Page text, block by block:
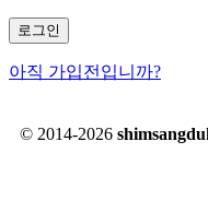
로그인
아직 가입전입니까?
© 2014-2026